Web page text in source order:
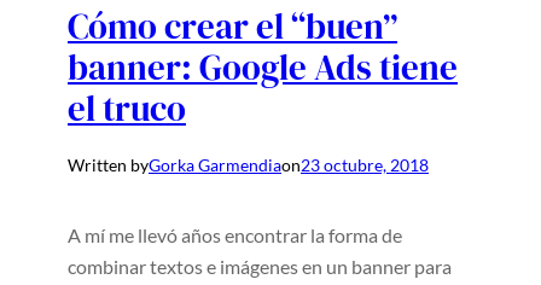
Cómo crear el “buen”
banner: Google Ads tiene
el truco
Written byGorka Garmendiaon23 octubre, 2018
A mí me llevó años encontrar la forma de
combinar textos e imágenes en un banner para